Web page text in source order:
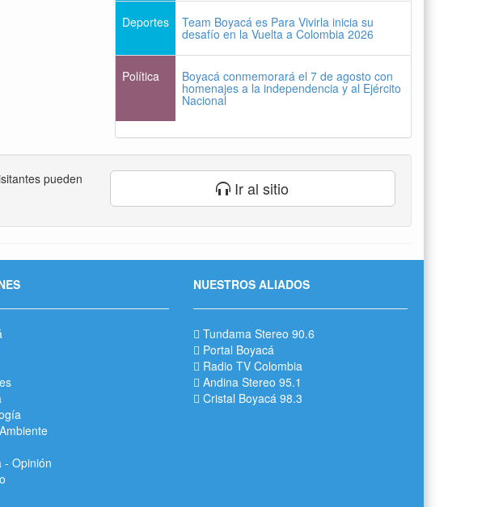
Deportes Team Boyacá es Para Vivirla inicia su
desafío en la Vuelta a Colombia 2026
Política Boyacá conmemorará el 7 de agosto con
homenajes a la independencia y al Ejército
Nacional
pueden
Ir al sitio
- Opinión
NUESTROS ALIADOS
Tundama Stereo 90.6
Portal Boyacá
Radio TV Colombia
Andina Stereo 95.1
Cristal Boyacá 98.3